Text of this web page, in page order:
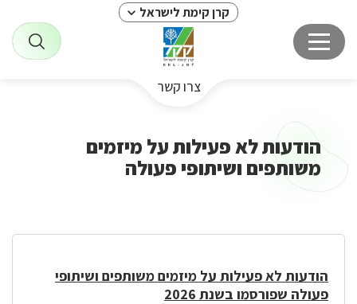
קרן קימת לישראל
צרו קשר
הודעות לא פעילות על מיזמים
משותפים ושיתופי פעולה
הודעות לא פעילות על מיזמים משותפים ושיתופי
פעולה שפורסמו בשנת 2026